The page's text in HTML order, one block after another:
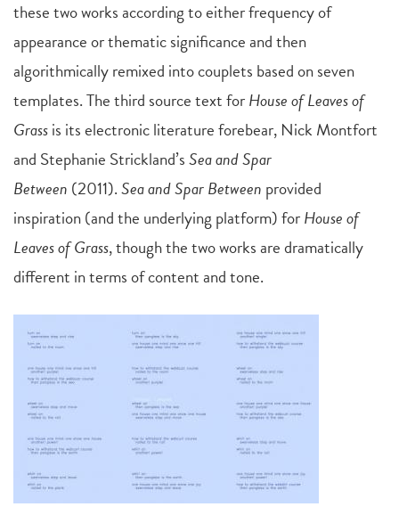
these two works according to either frequency of
appearance or thematic significance and then
algorithmically remixed into couplets based on seven
templates. The third source text forHouse of Leaves of
Grassis its electronic literature forebear, Nick Montfort
and Stephanie Strickland’sSea and Spar
Between (2011).Sea and Spar Between provided
inspiration (and the underlying platform) forHouse of
Leaves of Grass, though the two works are dramatically
different in terms of content and tone.